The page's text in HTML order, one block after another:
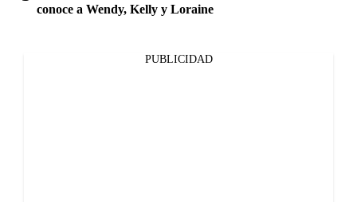
conoce a Wendy, Kelly y Loraine
PUBLICIDAD